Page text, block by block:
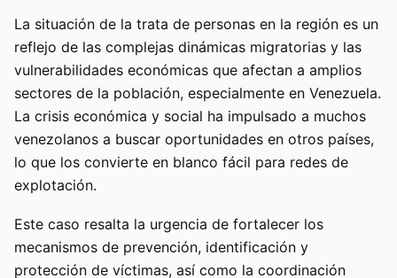
La situación de la trata de personas en la región es un
reflejo de las complejas dinámicas migratorias y las
vulnerabilidades económicas que afectan a amplios
sectores de la población, especialmente en Venezuela.
La crisis económica y social ha impulsado a muchos
venezolanos a buscar oportunidades en otros países,
lo que los convierte en blanco fácil para redes de
explotación.
Este caso resalta la urgencia de fortalecer los
mecanismos de prevención, identificación y
protección de víctimas, así como la coordinación